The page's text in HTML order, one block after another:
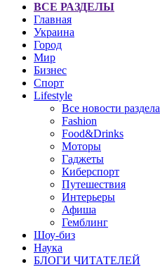
ВСЕ РАЗДЕЛЫ
Главная
Украина
Город
Мир
Бизнес
Спорт
Lifestyle
Все новости раздела
Fashion
Food&Drinks
Моторы
Гаджеты
Киберспорт
Путешествия
Интерьеры
Афиша
Гемблинг
Шоу-биз
Наука
БЛОГИ ЧИТАТЕЛЕЙ